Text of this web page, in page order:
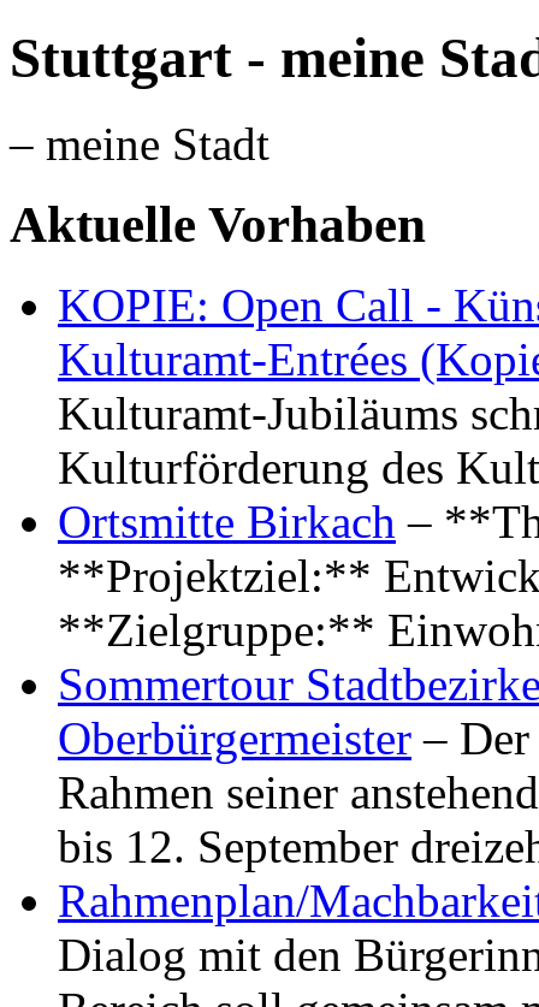
Stuttgart - meine
– meine Stadt
Aktuelle Vorhaben
KOPIE: Open Call -
Kulturamt-Entrées
Kulturamt-Jubiläums
Kulturförderung des
Ortsmitte Birkach –
**Projektziel:**
**Zielgruppe:**
Sommertour
Oberbürgermeister –
Rahmen seiner
bis 12. September
Rahmenplan/
Dialog mit den